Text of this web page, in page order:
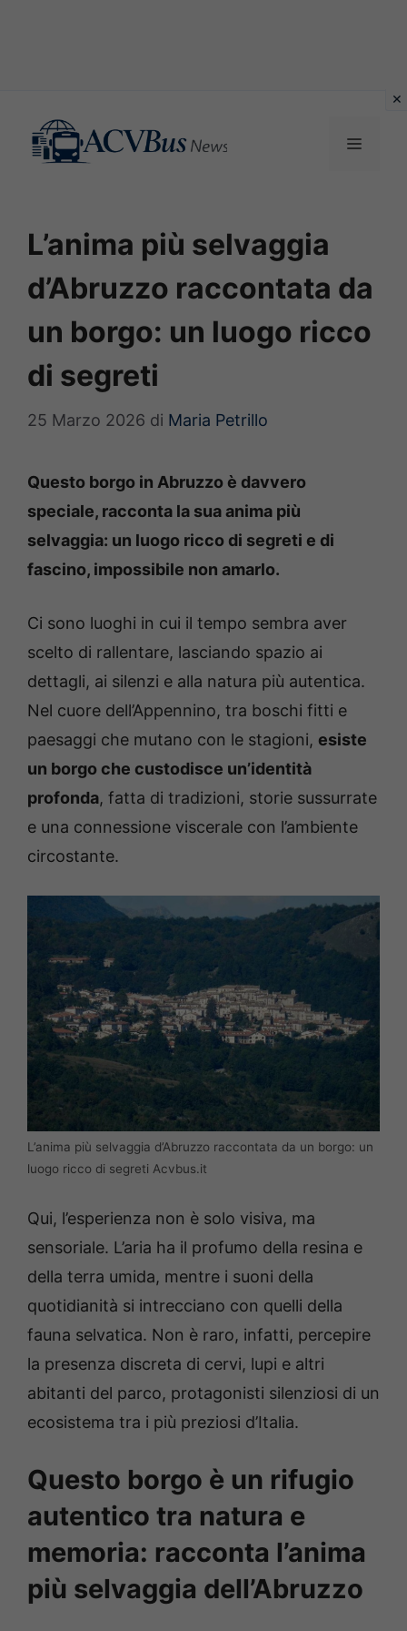
contenuto
MENU
L’anima più selvaggia
d’Abruzzo raccontata da
un borgo: un luogo ricco
di segreti
25 Marzo 2026 di Maria Petrillo
Questo borgo in Abruzzo è davvero
speciale, racconta la sua anima più
selvaggia: un luogo ricco di segreti e di
fascino, impossibile non amarlo.
Ci sono luoghi in cui il tempo sembra aver
scelto di rallentare, lasciando spazio ai
dettagli, ai silenzi e alla natura più autentica.
Nel cuore dell’Appennino, tra boschi fitti e
paesaggi che mutano con le stagioni, esiste
un borgo che custodisce un’identità
profonda, fatta di tradizioni, storie sussurrate
e una connessione viscerale con l’ambiente
circostante.
L’anima più selvaggia d’Abruzzo raccontata da un borgo: un
luogo ricco di segreti Acvbus.it
Qui, l’esperienza non è solo visiva, ma
sensoriale. L’aria ha il profumo della resina e
della terra umida, mentre i suoni della
quotidianità si intrecciano con quelli della
fauna selvatica. Non è raro, infatti, percepire
la presenza discreta di cervi, lupi e altri
abitanti del parco, protagonisti silenziosi di un
ecosistema tra i più preziosi d’Italia.
Questo borgo è un rifugio
autentico tra natura e
memoria: racconta l’anima
più selvaggia dell’Abruzzo